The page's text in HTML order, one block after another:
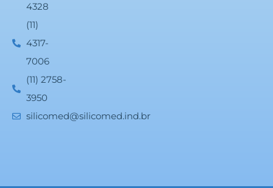
4328
(11)
4317-
7006
(11) 2758-
3950
silicomed@silicomed.ind.br